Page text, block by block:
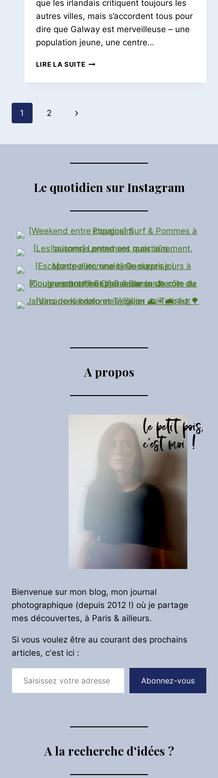
que les irlandais critiquent toujours les
autres villes, mais s’accordent tous pour
dire que Galway est merveilleuse – une
population jeune, une centre…
LIRE LA SUITEA
DÉCOUVERTE
Navigation
1 2
Page
Le quotidien sur Instagram
A propos
Bienvenue sur mon blog, mon journal
photographique (depuis 2012 !) où je partage
mes découvertes, à Paris & ailleurs.
Si vous voulez être au courant des prochains
articles, c'est ici :
Saisissez votre adresse e-mail…
Abonnez-vous
A la recherche d'idées ?